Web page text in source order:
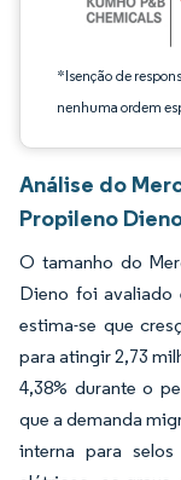
*Isenção de
nenhuma ordem
Análise do
Propileno
O tamanho do
Dieno foi avaliado
estima-se que
para atingir 2,73
4,38% durante o
que a demanda
interna para